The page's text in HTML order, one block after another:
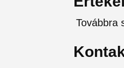
Továbbra